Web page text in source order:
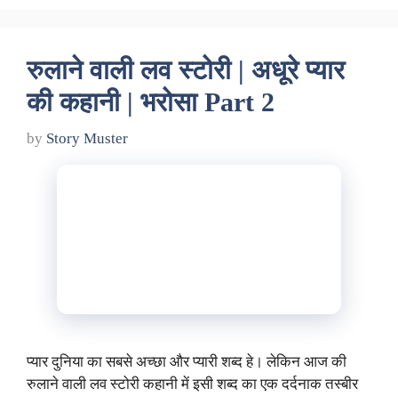
रुलाने वाली लव स्टोरी | अधूरे प्यार
की कहानी | भरोसा Part 2
by Story Muster
प्यार दुनिया का सबसे अच्छा और प्यारी शब्द हे। लेकिन आज की
रुलाने वाली लव स्टोरी कहानी में इसी शब्द का एक दर्दनाक तस्बीर